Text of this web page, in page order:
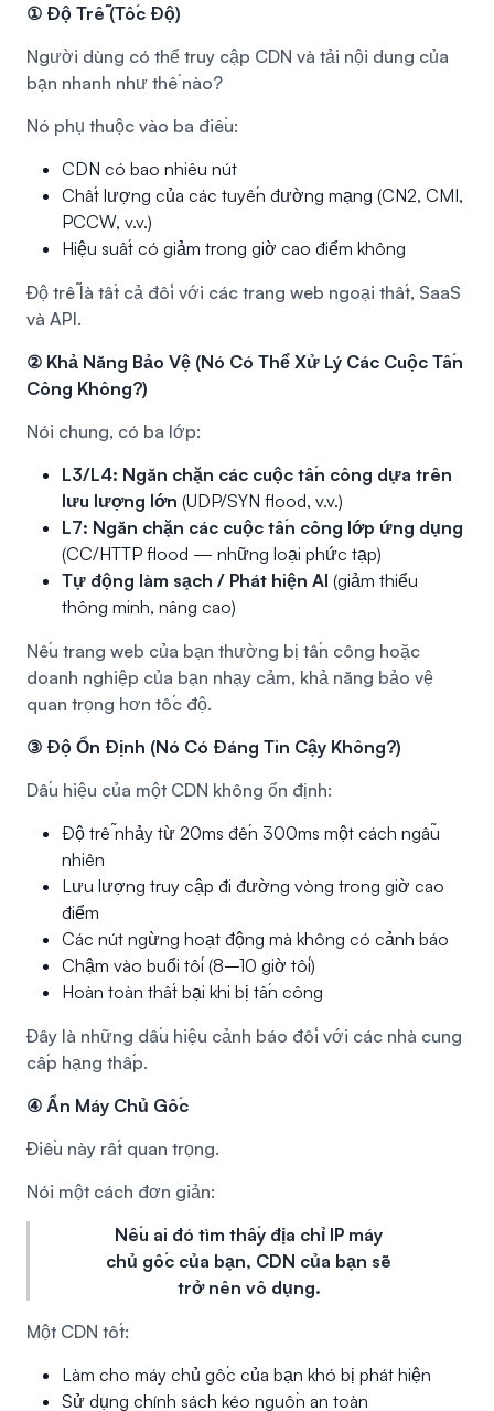
① Độ Trễ (Tốc Độ)
Người dùng có thể truy cập CDN và tải nội dung của
bạn nhanh như thế nào?
Nó phụ thuộc vào ba điều:
CDN có bao nhiêu nút
Chất lượng của các tuyến đường mạng (CN2, CMI,
PCCW, v.v.)
Hiệu suất có giảm trong giờ cao điểm không
Độ trễ là tất cả đối với các trang web ngoại thất, SaaS
và API.
② Khả Năng Bảo Vệ (Nó Có Thể Xử Lý Các Cuộc Tấn
Công Không?)
Nói chung, có ba lớp:
L3/L4: Ngăn chặn các cuộc tấn công dựa trên
lưu lượng lớn (UDP/SYN flood, v.v.)
L7: Ngăn chặn các cuộc tấn công lớp ứng dụng
(CC/HTTP flood — những loại phức tạp)
Tự động làm sạch / Phát hiện AI (giảm thiểu
thông minh, nâng cao)
Nếu trang web của bạn thường bị tấn công hoặc
doanh nghiệp của bạn nhạy cảm, khả năng bảo vệ
quan trọng hơn tốc độ.
③ Độ Ổn Định (Nó Có Đáng Tin Cậy Không?)
Dấu hiệu của một CDN không ổn định:
Độ trễ nhảy từ 20ms đến 300ms một cách ngẫu
nhiên
Lưu lượng truy cập đi đường vòng trong giờ cao
điểm
Các nút ngừng hoạt động mà không có cảnh báo
Chậm vào buổi tối (8–10 giờ tối)
Hoàn toàn thất bại khi bị tấn công
Đây là những dấu hiệu cảnh báo đối với các nhà cung
cấp hạng thấp.
④ Ẩn Máy Chủ Gốc
Điều này rất quan trọng.
Nói một cách đơn giản:
Nếu ai đó tìm thấy địa chỉ IP máy
chủ gốc của bạn, CDN của bạn sẽ
trở nên vô dụng.
Một CDN tốt:
Làm cho máy chủ gốc của bạn khó bị phát hiện
Sử dụng chính sách kéo nguồn an toàn